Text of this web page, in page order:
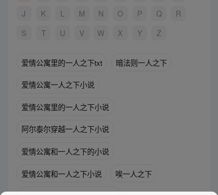
J
K L M N O P Q
R
S
T U V W X Y Z
爱情公寓里的一人之下txt 暗法则一人之下
爱情公寓一人之下小说
爱情公寓里的一人之下小说
阿尔泰尔穿越一人之下小说
爱情公寓和一人之下的小说
爱情公寓和一人之下小说 唉一人之下